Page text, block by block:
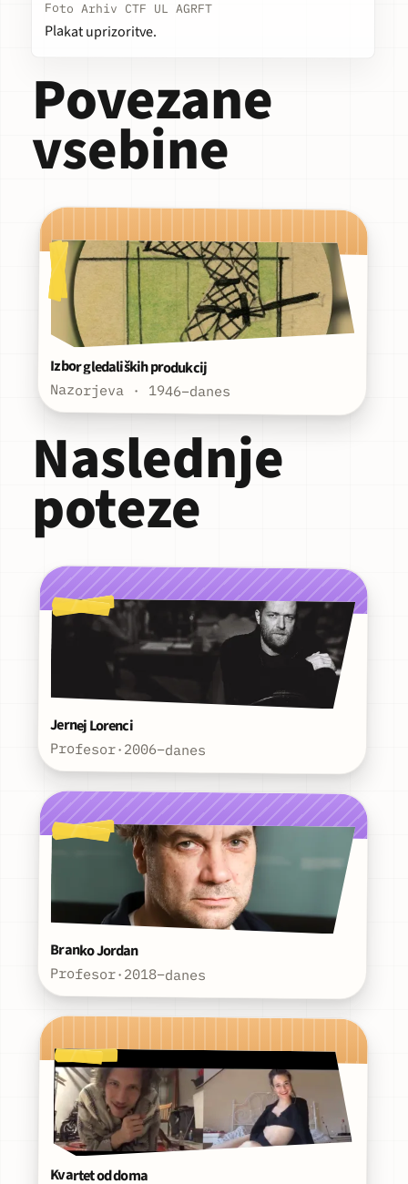
Foto Arhiv CTF UL AGRFT
Plakat uprizoritve.
Povezane
vsebine
Izbor gledaliških produkcij
Nazorjeva · 1946–danes
Naslednje
poteze
Jernej Lorenci
Profesor·2006–danes
Branko Jordan
Profesor·2018–danes
Kvartet od doma